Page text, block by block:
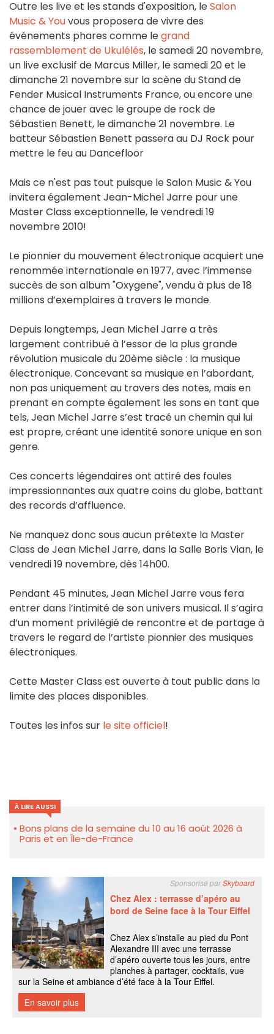
Outre les live et les stands d'exposition, leSalon
Music & Youvous proposera de vivre des
événements phares comme legrand
rassemblement de Ukulélés, le samedi 20 novembre,
un live exclusif de Marcus Miller, le samedi 20 et le
dimanche 21 novembre sur la scène du Stand de
Fender Musical Instruments France, ou encore une
chance de jouer avec le groupe de rock de
Sébastien Benett, le dimanche 21 novembre. Le
batteur Sébastien Benett passera au DJ Rock pour
mettre le feu au Dancefloor
Mais ce n'est pas tout puisque le Salon Music & You
invitera également Jean-Michel Jarre pour une
Master Class exceptionnelle, le vendredi 19
novembre 2010!
Le pionnier du mouvement électronique acquiert une
renommée internationale en 1977, avec l’immense
succès de son album "Oxygene", vendu à plus de 18
millions d’exemplaires à travers le monde.
Depuis longtemps, Jean Michel Jarre a très
largement contribué à l’essor de la plus grande
révolution musicale du 20ème siècle : la musique
électronique. Concevant sa musique en l’abordant,
non pas uniquement au travers des notes, mais en
prenant en compte également les sons en tant que
tels, Jean Michel Jarre s’est tracé un chemin qui lui
est propre, créant une identité sonore unique en son
genre.
Ces concerts légendaires ont attiré des foules
impressionnantes aux quatre coins du globe, battant
des records d’affluence.
Ne manquez donc sous aucun prétexte la Master
Class de Jean Michel Jarre, dans la Salle Boris Vian, le
vendredi 19 novembre, dès 14h00.
Pendant 45 minutes, Jean Michel Jarre vous fera
entrer dans l’intimité de son univers musical. Il s’agira
d’un moment privilégié de rencontre et de partage à
travers le regard de l’artiste pionnier des musiques
électroniques.
Cette Master Class est ouverte à tout public dans la
limite des places disponibles.
Toutes les infos sur le site officiel!
À LIRE AUSSI
Bons plans de la semaine du 10 au 16 août 2026 à
Paris et en Île-de-France